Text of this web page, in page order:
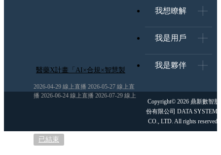
醫藥X計畫「AI×合規×智慧製
造」的跨界解題
2026-04-29 線上直播 2026-05-27 線上直
播 2026-06-24 線上直播 2026-07-29 線上
已結束
我想瞭解
我是用戶
我是夥伴
Copyright© 2026 鼎新數智股
份有限公司 DATA SYSTEMS
CO., LTD. All rights reserved.